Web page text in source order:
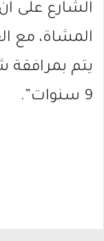
الشارع على
المشاة، مع
يتم
9 سنوات”.